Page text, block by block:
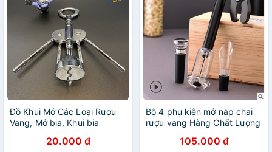
Đồ Khui Mở Các Loại Rượu
Vang, Mở bia, Khui bia
20.000 đ
Bộ 4 phụ kiện mở nắp chai
rượu vang Hàng Chất Lượng
105.000 đ